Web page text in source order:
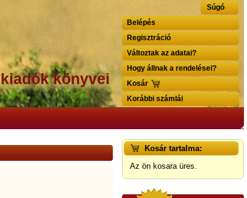
Súgó
Belépés
Regisztráció
Változtak az adatai?
Hogy állnak a rendelései?
Kosár
Korábbi számlái
könyvei
Kosár tartalma:
Az ön kosara üres.